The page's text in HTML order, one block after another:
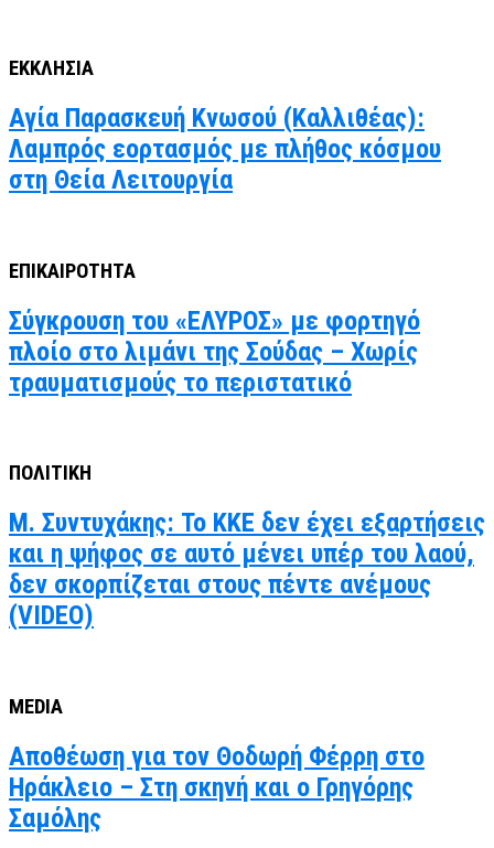
ΕΚΚΛΗΣΙΑ
Αγία Παρασκευή Κνωσού (Καλλιθέας):
Λαμπρός εορτασμός με πλήθος κόσμου
στη Θεία Λειτουργία
ΕΠΙΚΑΙΡΟΤΗΤΑ
Σύγκρουση του «ΕΛΥΡΟΣ» με φορτηγό
πλοίο στο λιμάνι της Σούδας – Χωρίς
τραυματισμούς το περιστατικό
ΠΟΛΙΤΙΚΗ
Μ. Συντυχάκης: Το ΚΚΕ δεν έχει εξαρτήσεις
και η ψήφος σε αυτό μένει υπέρ του λαού,
δεν σκορπίζεται στους πέντε ανέμους
(VIDEO)
MEDIA
Αποθέωση για τον Θοδωρή Φέρρη στο
Ηράκλειο – Στη σκηνή και ο Γρηγόρης
Σαμόλης